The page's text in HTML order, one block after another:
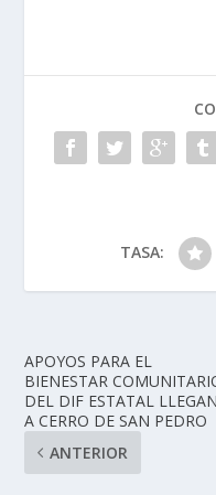
TASA:
APOYOS PARA EL
BIENESTAR
DEL DIF ESTATAL LLEGAN
A CERRO DE SAN PEDRO
ANTERIOR